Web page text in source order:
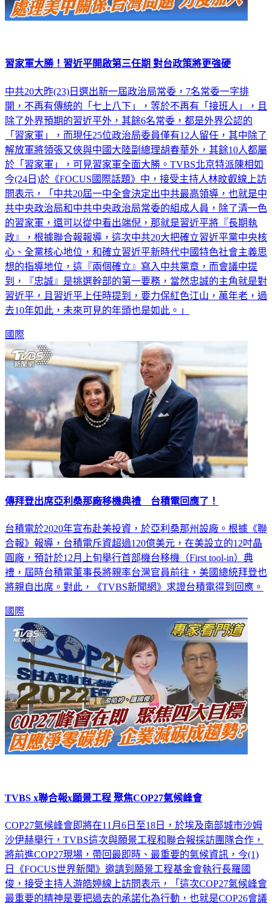
習家軍大勝！習近平開啟第三任期 對台政策將更強硬
中共20大昨(23)日選出新一屆政治局常委，7名常委一字排
開，不再有傳統的「七上八下」，等於不再有「接班人」，且
除了外界預期的習近平外，其餘6名常委，都是外界公認的
「習家軍」，而現任25位政治局委員僅有12人留任，其中除了
解放軍將領張又俠與中國大陸副總理胡春華外，其餘10人都屬
於「習家軍」，可見習家軍全面大勝。TVBS北京特派陳相如
今(24日)於《FOCUS國際話題》中，接受主持人林旼叡線上訪
問表示，「中共20屆一中全會決定出中共最高領導，也就是中
共中央政治局和中共中央政治局常委的組成人員，除了清一色
的習家軍，還可以從中看出端倪，那就是習近平將『長期執
政』，根據聯合報報導，這次中共20大把確立習近平黨中央核
心、全黨核心地位，和確立習近平新時代中國特色社會主義思
想的指導地位，這『兩個確立』寫入中共黨章，而會議中提
到，『忠誠』是挑選幹部的第一要務，當然忠誠的主角就是對
習近平，且習近平上任時提到，要力保紅色江山，萬年老，過
去10年如此，未來可見的年頭也是如此。」
國際
傳拜登出席亞利桑那廠移機典禮 台積電回應了！
台積電於2020年宣布赴美投資，於亞利桑那州設廠。根據《聯
合報》報導，台積電斥資超過120億美元，在美設立的12吋晶
圓廠，預計於12月上旬舉行首部機台移機（First tool-in）典
禮，屆時台積電董事長將親率台灣官員前往，美國總統拜登也
將親自出席。對此，《TVBS新聞網》求證台積電得到回應。
國際
TVBS x聯合報x願景工程 聚焦COP27氣候峰會
COP27氣候峰會即將在11月6日至18日，於埃及南部城市沙姆
沙伊赫舉行，TVBS這次與願景工程和聯合報採訪團隊合作，
將前進COP27現場，帶回最即時、最重要的氣候資訊，今(1)
日《FOCUS世界新聞》邀請到願景工程基金會執行長羅國
俊，接受主持人游皓婷線上訪問表示，「這次COP27氣候峰會
最重要的精神是要把過去的承諾化為行動，也就是COP26會議